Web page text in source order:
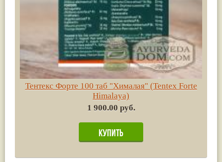
Тентекс Форте 100 таб "Хималая" (Tentex Forte
Himalaya)
1 900.00 руб.